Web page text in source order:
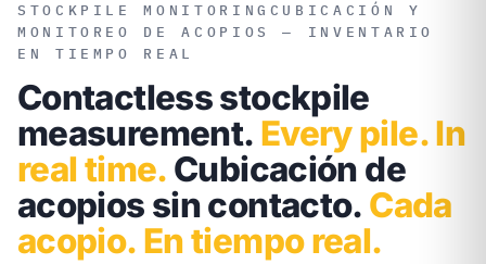
STOCKPILE MONITORING CUBICACIÓN Y
MONITOREO DE ACOPIOS — INVENTARIO
EN TIEMPO REAL
Contactless stockpile
measurement. Every pile. In
real time. Cubicación de
acopios sin contacto. Cada
acopio. En tiempo real.